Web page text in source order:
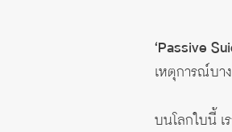
‘Passive
เหตุการณ์บา
บนโลกใบนี้ เ